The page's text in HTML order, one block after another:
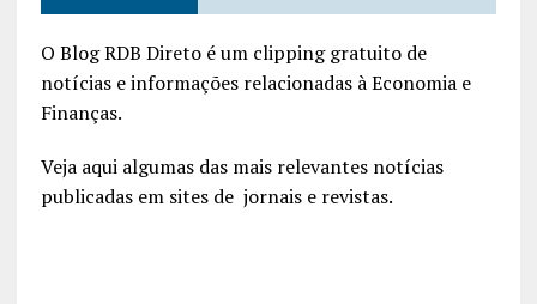
O Blog RDB Direto é um clipping gratuito de
notícias e informações relacionadas à Economia e
Finanças.
Veja aqui algumas das mais relevantes notícias
publicadas em sites de jornais e revistas.